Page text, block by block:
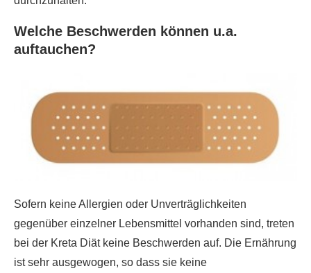
Welche Beschwerden können u.a.
auftauchen?
Sofern keine Allergien oder Unverträglichkeiten
gegenüber einzelner Lebensmittel vorhanden sind, treten
bei der Kreta Diät keine Beschwerden auf. Die Ernährung
ist sehr ausgewogen, so dass sie keine